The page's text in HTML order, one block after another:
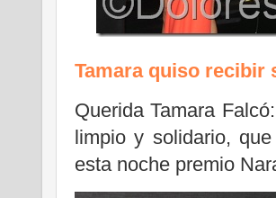
Tamara quiso recibir
Querida Tamara
limpio y solidario,
esta noche premio